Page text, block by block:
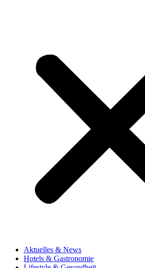
Aktuelles & News
Hotels & Gastronomie